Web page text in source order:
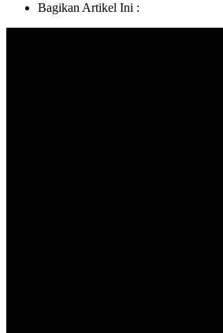
Bagikan Artikel Ini :